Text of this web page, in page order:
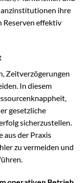
ihre
Reserven effektiv
Zeitverzögerungen
In diesem
gesetzliche
sicherzustellen.
aus der Praxis
zu vermeiden und